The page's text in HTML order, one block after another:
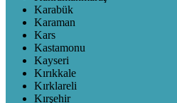
Karabük
Karaman
Kars
Kastamonu
Kayseri
Kırıkkale
Kırklareli
Kırşehir